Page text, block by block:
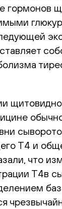
гормонов
Т4 и
что
Т4в